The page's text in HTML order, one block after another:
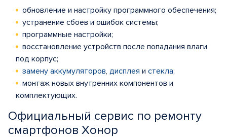
обновление и настройку программного обеспечения;
устранение сбоев и ошибок системы;
программные настройки;
восстановление устройств после попадания влаги
под корпус;
замену аккумуляторов, дисплея и стекла;
монтаж новых внутренних компонентов и
комплектующих.
Официальный сервис по ремонту
смартфонов Хонор